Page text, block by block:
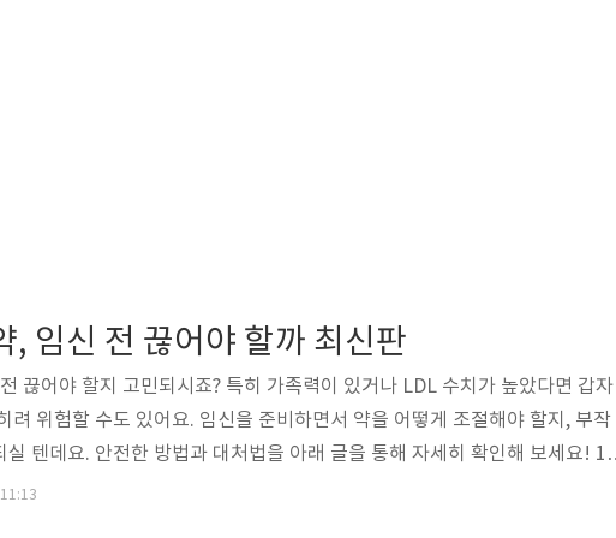
, 임신 전 끊어야 할까 최신판
끊어야 할지 고민되시죠? 특히 가족력이 있거나 LDL 수치가 높았다면 갑자
려 위험할 수도 있어요. 임신을 준비하면서 약을 어떻게 조절해야 할지, 부작
실 텐데요. 안전한 방법과 대처법을 아래 글을 통해 자세히 확인해 보세요! 1.
면, 약을 평생 먹어야 할까? 고지혈증은 크게 후천적인 경우와 유전적인 경